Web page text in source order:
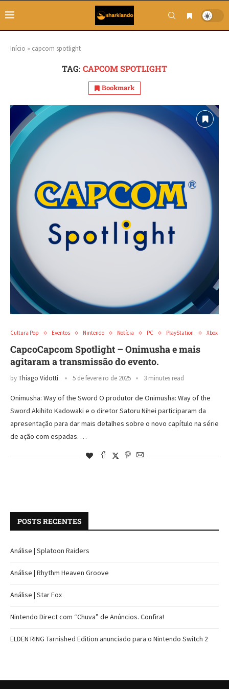
Início » capcom spotlight
TAG: CAPCOM SPOTLIGHT
Bookmark
Cultura Pop Eventos Nintendo Notícia PC PlayStation Xbox
CapcoCapcom Spotlight – Onimusha e mais
agitaram a transmissão do evento.
byThiago Vidotti 5 de fevereiro de 2025 3 minutes read
Onimusha: Way of the Sword O produtor de Onimusha: Way of the
Sword Akihito Kadowaki e o diretor Satoru Nihei participaram da
apresentação para dar mais detalhes sobre o novo capítulo na série
de ação com espadas. …
POSTS RECENTES
Análise | Splatoon Raiders
Análise | Rhythm Heaven Groove
Análise | Star Fox
Nintendo Direct com “Chuva” de Anúncios. Confira!
ELDEN RING Tarnished Edition anunciado para o Nintendo Switch 2